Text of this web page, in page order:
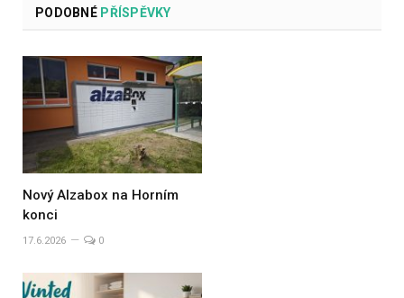
PODOBNÉPŘÍSPĚVKY
Nový Alzabox na Horním
konci
17.6.2026 0